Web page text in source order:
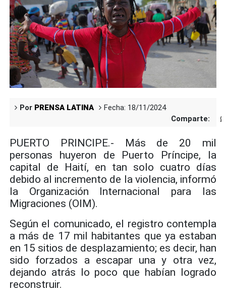
Por PRENSA LATINA
Fecha: 18/11/2024
Comparte:
PUERTO PRINCIPE.- Más de 20 mil
personas huyeron de Puerto Príncipe, la
capital de Haití, en tan solo cuatro días
debido al incremento de la violencia, informó
la Organización Internacional para las
Migraciones (OIM).
Según el comunicado, el registro contempla
a más de 17 mil habitantes que ya estaban
en 15 sitios de desplazamiento; es decir, han
sido forzados a escapar una y otra vez,
dejando atrás lo poco que habían logrado
reconstruir.